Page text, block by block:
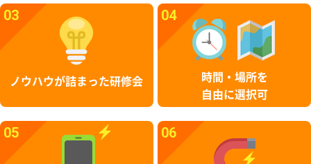
03
ノウハウが詰まった研修会
04
時間・場所を
自由に選択可
05 06